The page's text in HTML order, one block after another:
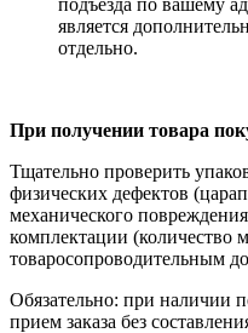
является
отдельно.
При получении товара
Тщательно проверить
физических дефектов
механического
комплектации (количество
товаросопроводительным
Обязательно: при наличии
прием заказа без